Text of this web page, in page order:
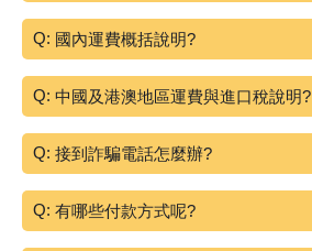
國內運費概括說明?
中國及港澳地區運費與進口稅說明?
接到詐騙電話怎麼辦?
有哪些付款方式呢?